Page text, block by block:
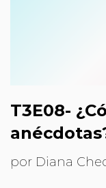
T3E08-
por Diana